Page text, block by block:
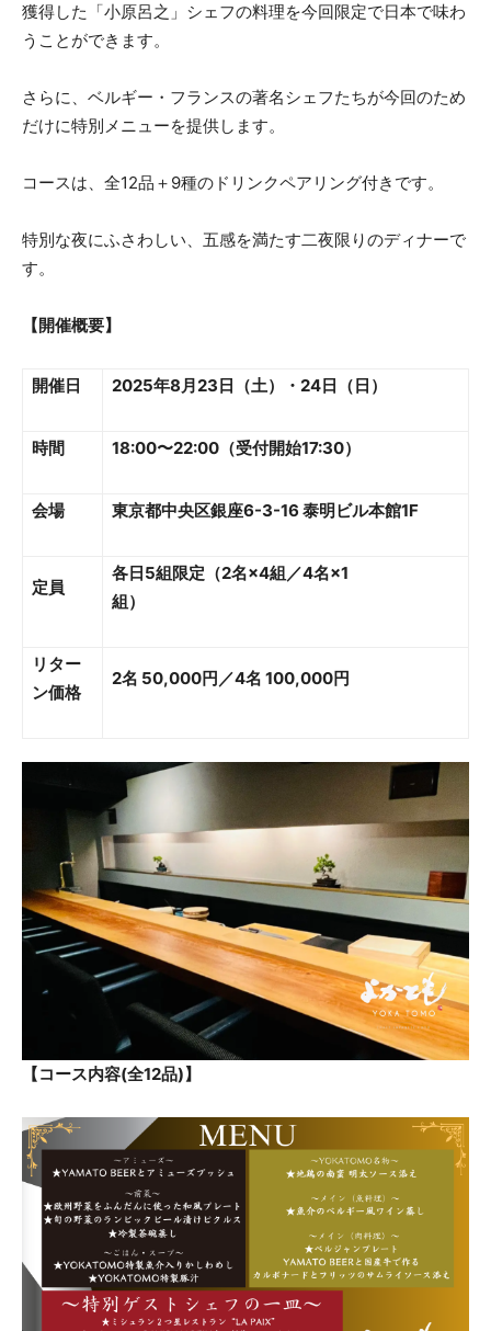
獲得した「小原呂之」シェフの料理を今回限定で日本で味わ
うことができます。
さらに、ベルギー・フランスの著名シェフたちが今回のため
だけに特別メニューを提供します。
コースは、全12品＋9種のドリンクペアリング付きです。
特別な夜にふさわしい、五感を満たす二夜限りのディナーで
す。
【開催概要】
開催日 2025年8月23日（土）・24日（日）
時間 18:00〜22:00（受付開始17:30）
会場 東京都中央区銀座6-3-16 泰明ビル本館1F
定員
各日5組限定（2名×4組／4名×1
組）
リター
ン価格
2名 50,000円／4名 100,000円
【コース内容(全12品)】